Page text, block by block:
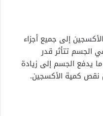
إلى جميع أجزاء
الجسم تتأثر قدر
يدفع الجسم إلى زيادة
كمية الأكسجين.